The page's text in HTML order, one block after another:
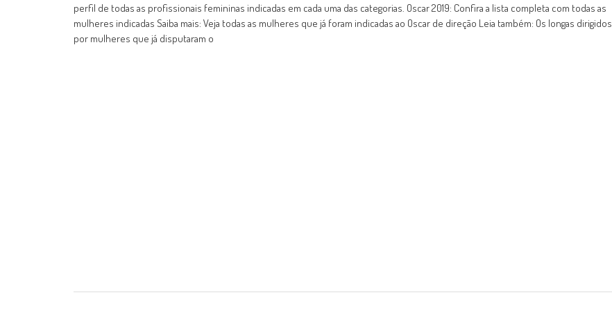
perfil de todas as profissionais femininas indicadas em cada uma das categorias. Oscar 2019: Confira a lista completa com todas as
mulheres indicadas Saiba mais: Veja todas as mulheres que já foram indicadas ao Oscar de direção Leia também: Os longas dirigidos
por mulheres que já disputaram o